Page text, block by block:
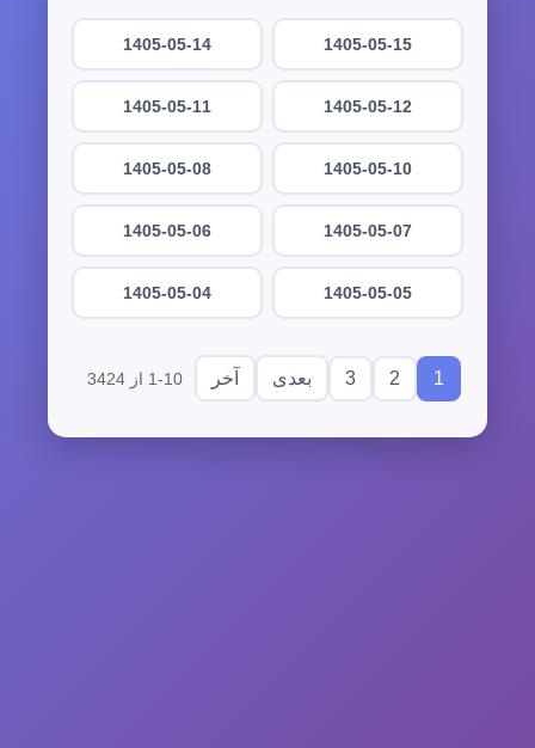
1405-05-15
1405-05-14
1405-05-12
1405-05-11
1405-05-10
1405-05-08
1405-05-07
1405-05-06
1405-05-05
1405-05-04
1
2
3 بعدی آخر 1-10 از 3424